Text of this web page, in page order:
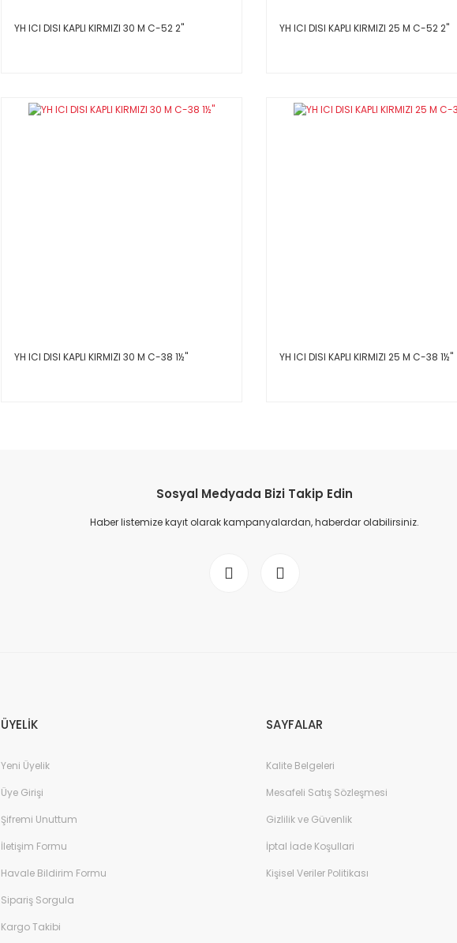
YH ICI DISI KAPLI KIRMIZI 30 M C-52 2'' YH ICI DISI KAPLI KIRMIZI 25 M C-52 2''
YH ICI DISI KAPLI KIRMIZI 30 M C-38 1½'' YH ICI DISI KAPLI KIRMIZI 25 M C-38 1½''
Sosyal Medyada Bizi Takip Edin
Haber listemize kayıt olarak kampanyalardan, haberdar olabilirsiniz.
ÜYELİK
Yeni Üyelik
Üye Girişi
Şifremi Unuttum
İletişim Formu
Havale Bildirim Formu
Sipariş Sorgula
Kargo Takibi
SAYFALAR
Kalite Belgeleri
Mesafeli Satış Sözleşmesi
Gizlilik ve Güvenlik
İptal İade Koşullari
Kişisel Veriler Politikası